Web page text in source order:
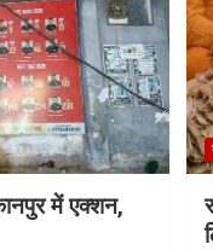
में एक्शन,